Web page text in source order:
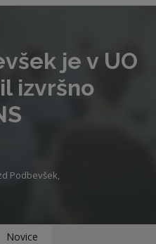
je v UO
izvršno
Podbevšek,
Novice